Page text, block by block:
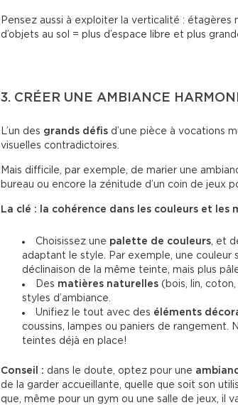
Pensez aussi à exploiter la verticalité : étagères
d’objets au sol = plus d’espace libre et plus
3. CRÉER UNE AMBIANCE
L’un des grands défis d’une pièce à vocations
visuelles contradictoires.
Mais difficile, par exemple, de marier une
bureau ou encore la zénitude d’un coin de jeux
La clé : la cohérence dans les couleurs et les
Choisissez une palette de couleurs , et
adaptant le style. Par exemple, une couleur
déclinaison de la même teinte, mais plus
Des matières naturelles (bois, lin,
styles d’ambiance.
Unifiez le tout avec des éléments
coussins, lampes ou paniers de rangement.
teintes déjà en place!
Conseil : dans le doute, optez pour une
de la garder accueillante, quelle que soit son
que, même pour un gym ou une salle de jeux, il